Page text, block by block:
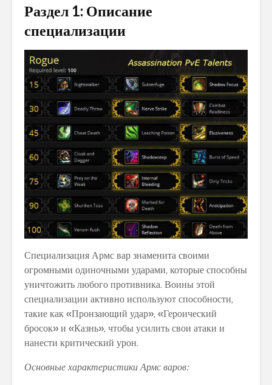
Раздел 1: Описание
специализации
Специализация Армс вар знаменита своими
огромными одиночными ударами, которые способны
уничтожить любого противника. Воины этой
специализации активно используют способности,
такие как «Пронзающий удар», «Героический
бросок» и «Казнь», чтобы усилить свои атаки и
нанести критический урон.
Основные характеристики Армс варов: